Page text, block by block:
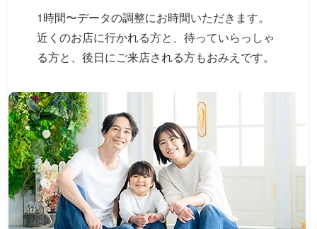
1時間〜データの調整にお時間いただきます。
近くのお店に行かれる方と、待っていらっしゃ
る方と、後日にご来店される方もおみえです。